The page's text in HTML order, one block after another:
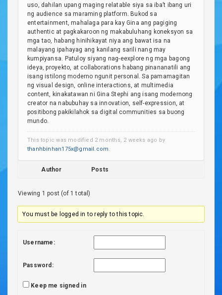
uso, dahilan upang maging relatable siya sa iba’t ibang uri
ng audience sa maraming platform. Bukod sa
entertainment, mahalaga para kay Gina ang pagiging
authentic at pagkakaroon ng makabuluhang koneksyon sa
mga tao, habang hinihikayat niya ang bawat isa na
malayang ipahayag ang kanilang sarili nang may
kumpiyansa. Patuloy siyang nag-eexplore ng mga bagong
ideya, proyekto, at collaborations habang pinananatili ang
isang istilong moderno ngunit personal. Sa pamamagitan
ng visual design, online interactions, at multimedia
content, kinakatawan ni Gina Stephi ang isang modernong
creator na nabubuhay sa innovation, self-expression, at
positibong pakikilahok sa digital communities sa buong
mundo.
This topic was modified 2 months, 2 weeks ago by
thanhbinhan175x@gmail.com.
Author Posts
Viewing 1 post (of 1 total)
You must be logged in to reply to this topic.
Username:
Password:
Keep me signed in